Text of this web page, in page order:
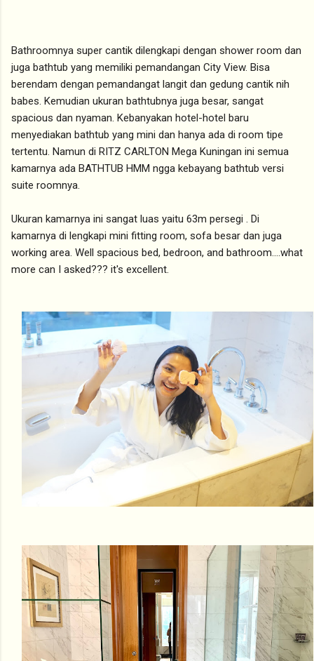
Bathroomnya super cantik dilengkapi dengan shower room dan
juga bathtub yang memiliki pemandangan City View. Bisa
berendam dengan pemandangat langit dan gedung cantik nih
babes. Kemudian ukuran bathtubnya juga besar, sangat
spacious dan nyaman. Kebanyakan hotel-hotel baru
menyediakan bathtub yang mini dan hanya ada di room tipe
tertentu. Namun di RITZ CARLTON Mega Kuningan ini semua
kamarnya ada BATHTUB HMM ngga kebayang bathtub versi
suite roomnya.
Ukuran kamarnya ini sangat luas yaitu 63m persegi . Di
kamarnya di lengkapi mini fitting room, sofa besar dan juga
working area. Well spacious bed, bedroon, and bathroom....what
more can I asked??? it's excellent.